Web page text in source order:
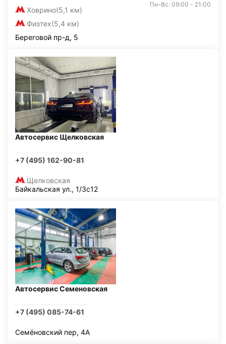
Ховрино(5,1 км)
Физтех(5,4 км)
Пн-Вс: 09:00 - 21:00
Береговой пр-д, 5
Автосервис Щелковская
+7 (495) 162-90-81
Щелковская
Байкальская ул., 1/3с12
Автосервис Семеновская
+7 (495) 085-74-61
Семёновский пер, 4А